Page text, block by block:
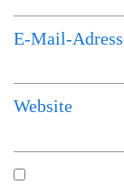
E-Mail-
Website